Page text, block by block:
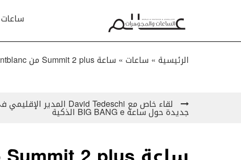
ساعات
الرئيسية » ساعات» ساعة Summit 2 plus من Montblanc: أول ساعة ذكية تستخدم تقنية 4G LTE
جديدة حول ساعة BIG BANG e الذكية